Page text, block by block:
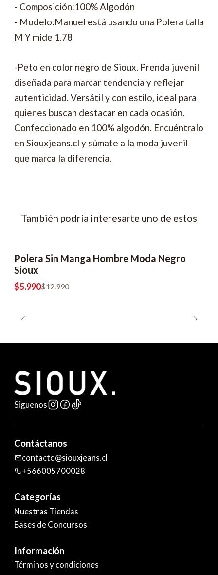
- Composición:100% Algodón
- Modelo:Manuel está usando una Polera talla
M Y mide 1.78
-Peto en color negro de Sioux. Prenda juvenil
diseñada para marcar tendencia y reflejar
autenticidad. Versátil y con estilo, ideal para
quienes buscan destacar en cada ocasión.
Confeccionado en 100% algodón. Encuéntralo
en Siouxjeans.cl y súmate a la moda juvenil
que marca la diferencia.
También podría interesarte uno de estos
-54% OFF
2x8990
Polera Sin Manga Hombre Moda Negro
Sioux
$5.990$12.990
Síguenos
Contáctanos
contacto@siouxjeans.cl
+566005700028
Categorías
Nuestras Tiendas
Bases de Concursos
Información
Términos y condiciones